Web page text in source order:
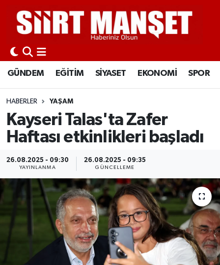
GÜNDEM EĞİTİM SİYASET EKONOMİ SPOR
HABERLER YAŞAM
Kayseri Talas'ta Zafer
Haftası etkinlikleri başladı
26.08.2025 - 09:30
YAYINLANMA
26.08.2025 - 09:35
GÜNCELLEME
GÜNDEM
EĞİTİM
SİYASET
EKONOMİ
SPOR
İLÇELER
KÜLTÜR-SANAT
SAĞLIK-YAŞAM
Siirt Nöbetçi Eczaneler
Siirt Hava Durumu
Siirt Namaz Vakitleri
Siirt Trafik Yoğunluk Haritası
Süper Lig Puan Durumu ve Fikstür
Tüm Manşetler
Son Dakika Haberleri
Haber Arşivi